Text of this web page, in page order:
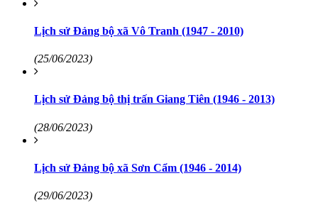
Lịch sử Đảng bộ xã Vô Tranh (1947 - 2010)
(25/06/2023)
Lịch sử Đảng bộ thị trấn Giang Tiên (1946 - 2013)
(28/06/2023)
Lịch sử Đảng bộ xã Sơn Cẩm (1946 - 2014)
(29/06/2023)